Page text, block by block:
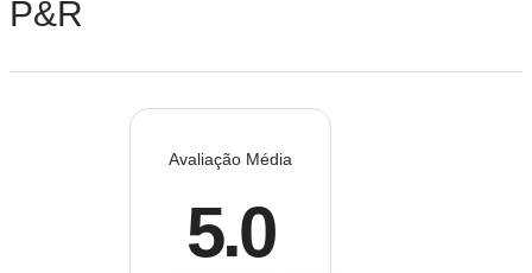
P&R
Avaliação Média
5.0